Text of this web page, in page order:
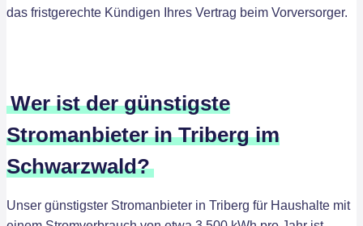
das fristgerechte Kündigen Ihres Vertrag beim Vorversorger.
Wer ist der günstigste
Stromanbieter in Triberg im
Schwarzwald?
Unser günstigster Stromanbieter in Triberg für Haushalte mit